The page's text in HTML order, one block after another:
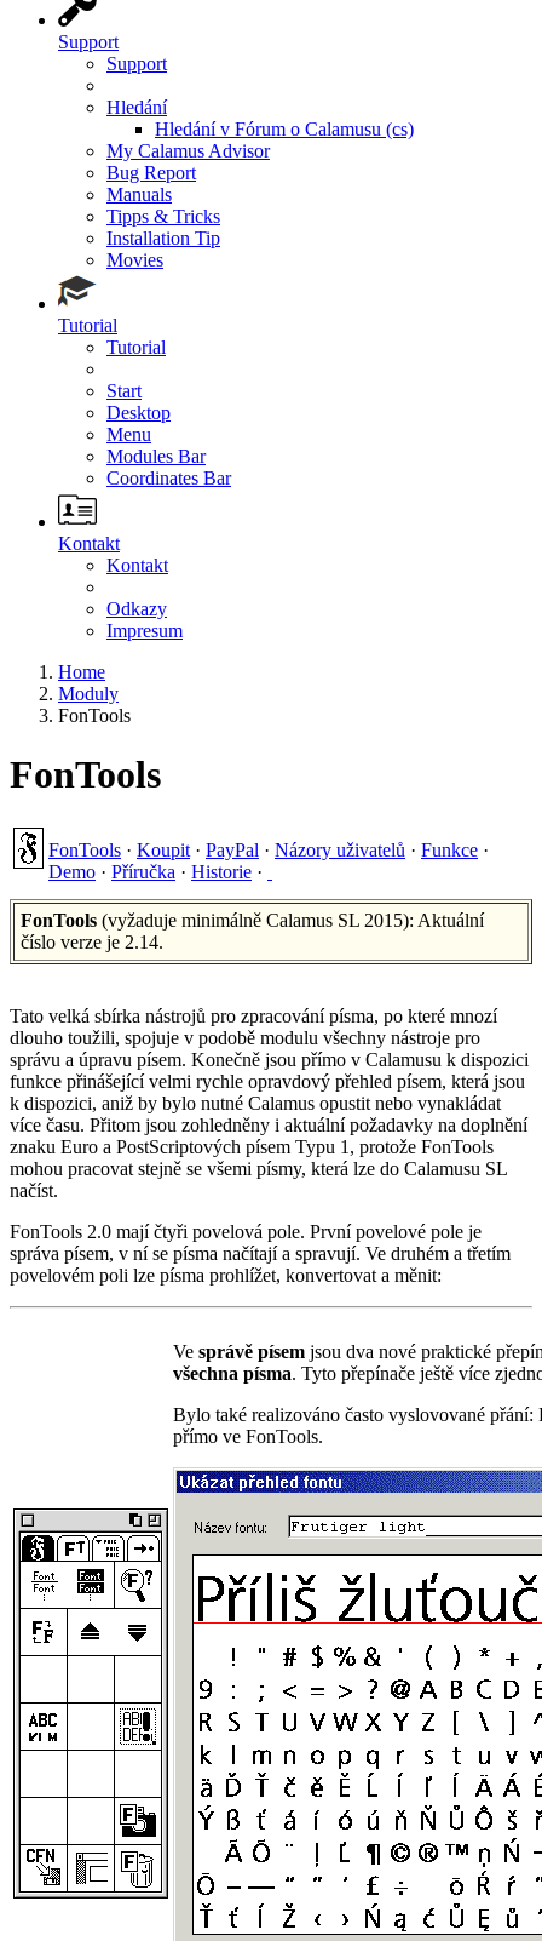
Support
Support
Hledání
Hledání v Fórum o Calamusu (cs)
My Calamus Advisor
Bug Report
Manuals
Tipps & Tricks
Installation Tip
Movies
Tutorial
Tutorial
Start
Desktop
Menu
Modules Bar
Coordinates Bar
Kontakt
Kontakt
Odkazy
Impresum
Home
Moduly
FonTools
FonTools
FonTools · Koupit · PayPal · Názory uživatelů · Funkce ·
Demo · Příručka · Historie ·
FonTools (vyžaduje minimálně Calamus SL 2015): Aktuální
číslo verze je 2.14.
Tato velká sbírka nástrojů pro zpracování písma, po které mnozí
dlouho toužili, spojuje v podobě modulu všechny nástroje pro
správu a úpravu písem. Konečně jsou přímo v Calamusu k dispozici
funkce přinášející velmi rychle opravdový přehled písem, která jsou
k dispozici, aniž by bylo nutné Calamus opustit nebo vynakládat
více času. Přitom jsou zohledněny i aktuální požadavky na doplnění
znaku Euro a PostScriptových písem Typu 1, protože FonTools
mohou pracovat stejně se všemi písmy, která lze do Calamusu SL
načíst.
FonTools 2.0 mají čtyři povelová pole. První povelové pole je
správa písem, v ní se písma načítají a spravují. Ve druhém a třetím
povelovém poli lze písma prohlížet, konvertovat a měnit:
Ve správě písem jsou dva nové praktické
všechna písma. Tyto přepínače ještě více
Bylo také realizováno často vyslovované
přímo ve FonTools.